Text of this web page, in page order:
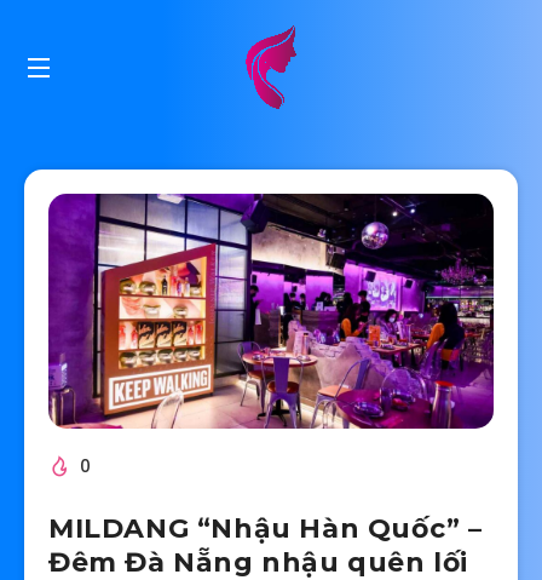
0
MILDANG “Nhậu Hàn Quốc” –
Đêm Đà Nẵng nhậu quên lối